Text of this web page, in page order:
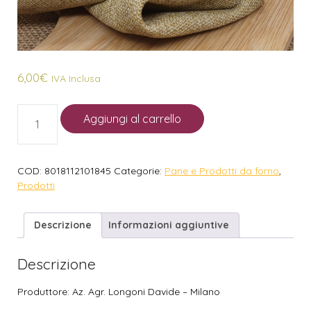
6,00€ IVA Inclusa
Aggiungi al carrello
COD: 8018112101845 Categorie: Pane e Prodotti da forno,
Prodotti
Descrizione Informazioni aggiuntive
Descrizione
Produttore: Az. Agr. Longoni Davide – Milano